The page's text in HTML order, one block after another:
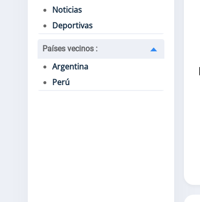
Noticias
Deportivas
Países vecinos :
Argentina
Perú